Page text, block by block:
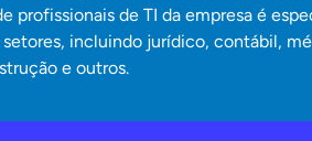
profissionais de TI da empresa é
incluindo jurídico, contábil,
e outros.